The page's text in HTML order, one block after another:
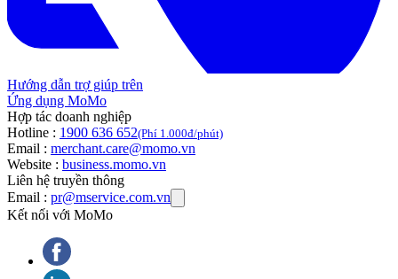
Hướng dẫn trợ giúp trên
Ứng dụng MoMo
Hợp tác doanh nghiệp
Hotline : 1900 636 652(Phí 1.000đ/phút)
Email : merchant.care@momo.vn
Website : business.momo.vn
Liên hệ truyền thông
Email : pr@mservice.com.vn
Kết nối với MoMo